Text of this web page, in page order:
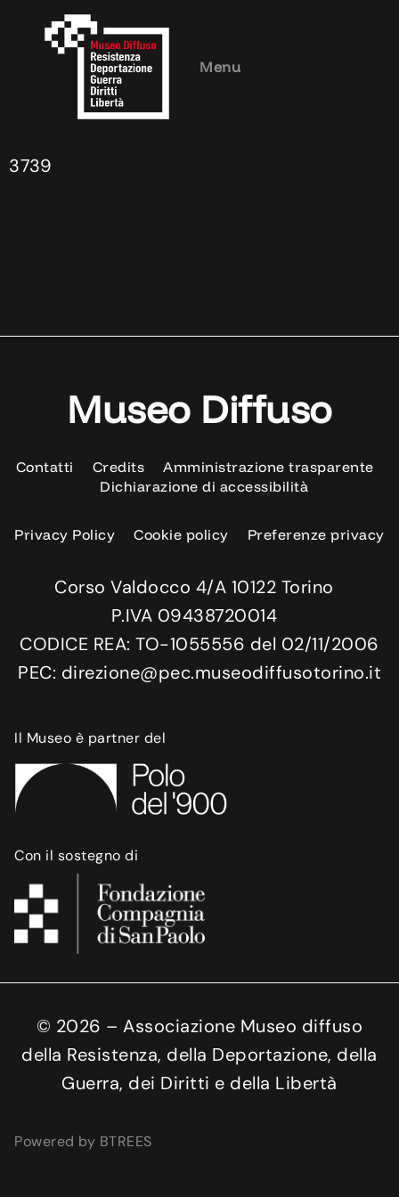
Menu
3739
Museo Diffuso
Contatti Credits
Amministrazione trasparente
Dichiarazione di accessibilità
Privacy Policy Cookie policy Preferenze privacy
Corso Valdocco 4/A 10122 Torino
P.IVA 09438720014
CODICE REA: TO-1055556 del 02/11/2006
PEC: direzione@pec.museodiffusotorino.it
Il Museo è partner del
Con il sostegno di
© 2026 – Associazione Museo diffuso
della Resistenza, della Deportazione, della
Guerra, dei Diritti e della Libertà
Powered by BTREES